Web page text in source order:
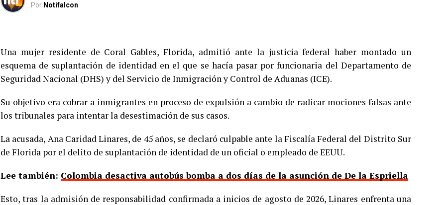
Por Notifalcon
Una mujer residente de Coral Gables, Florida, admitió ante la justicia federal haber montado un
esquema de suplantación de identidad en el que se hacía pasar por funcionaria del Departamento de
Seguridad Nacional (DHS) y del Servicio de Inmigración y Control de Aduanas (ICE).
Su objetivo era cobrar a inmigrantes en proceso de expulsión a cambio de radicar mociones falsas ante
los tribunales para intentar la desestimación de sus casos.
La acusada, Ana Caridad Linares, de 45 años, se declaró culpable ante la Fiscalía Federal del Distrito Sur
de Florida por el delito de suplantación de identidad de un oficial o empleado de EEUU.
Lee también: Colombia desactiva autobús bomba a dos días de la asunción de De la Espriella
Esto, tras la admisión de responsabilidad confirmada a inicios de agosto de 2026, Linares enfrenta una